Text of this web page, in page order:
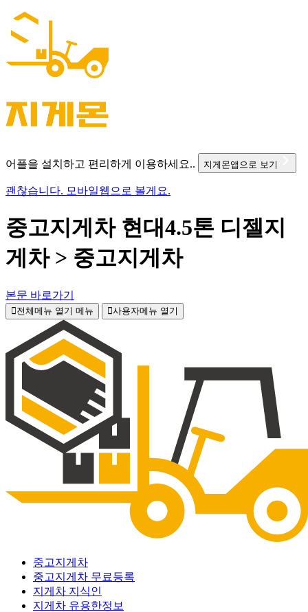
어플을 설치하고 편리하게 이용하세요.. 지게몬앱으로 보기
괜찮습니다. 모바일웹으로 볼게요.
중고지게차 현대4.5톤 디젤지
게차 > 중고지게차
본문 바로가기
전체메뉴 열기 메뉴 사용자메뉴 열기
중고지게차
중고지게차 무료등록
지게차 지식인
지게차 유용한정보